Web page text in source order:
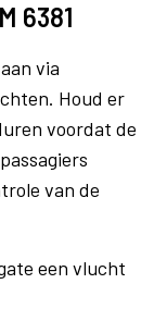
6381
via
Houd er
voordat de
van de
een vlucht